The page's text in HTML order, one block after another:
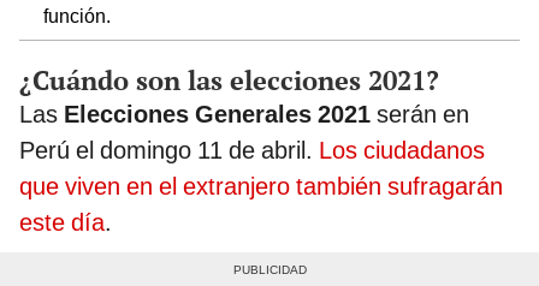
función.
¿Cuándo son las elecciones 2021?
Las Elecciones Generales 2021 serán en
Perú el domingo 11 de abril. Los ciudadanos
que viven en el extranjero también sufragarán
este día.